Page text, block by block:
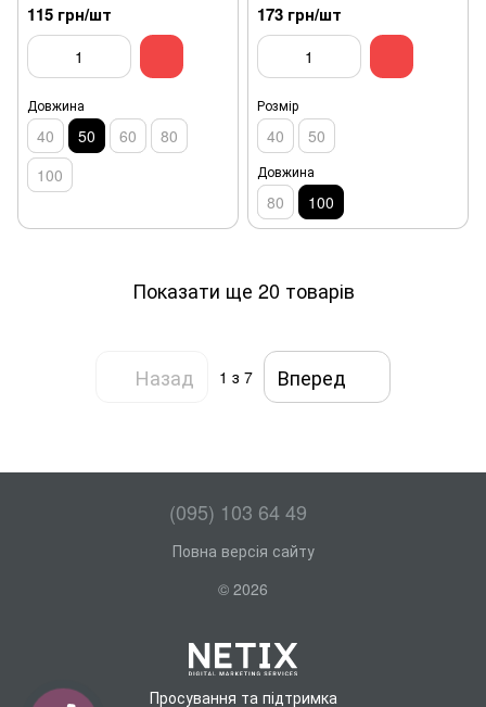
115 грн/шт
Довжина
40 50 60
80
100
173 грн/шт
Розмір
40 50
Довжина
80 100
Показати ще 20 товарів
Назад 1 з 7 Вперед
(095) 103 64 49
Повна версія сайту
© 2026
Просування та підтримка